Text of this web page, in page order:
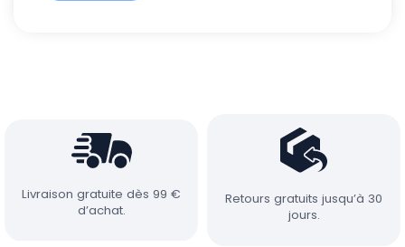
Livraison gratuite dès 99 €
d’achat.
Retours gratuits jusqu’à 30
jours.